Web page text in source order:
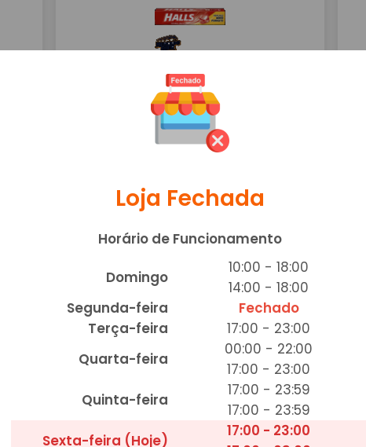
HALLS MORANGO
Adicionar
TRIDENT HERBAL
R$ 4,00
Adicionar
Loja Fechada
Horário de Funcionamento
Domingo
10:00 - 18:00
14:00 - 18:00
Segunda-feira
Fechado
Terça-feira
17:00 - 23:00
Quarta-feira
00:00 - 22:00
17:00 - 23:00
Quinta-feira
17:00 - 23:59
17:00 - 23:59
Sexta-feira (Hoje)
17:00 - 23:00